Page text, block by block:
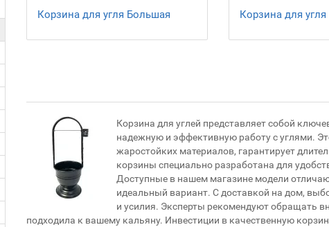
Корзина для угля Большая Корзина для
Корзина для углей представляет собой
надежную и эффективную работу с углями.
жаростойких материалов, гарантирует
корзины специально разработана для
Доступные в нашем магазине модели
идеальный вариант. С доставкой на дом,
и усилия. Эксперты рекомендуют обращать
подходила к вашему кальяну. Инвестиции в качественную